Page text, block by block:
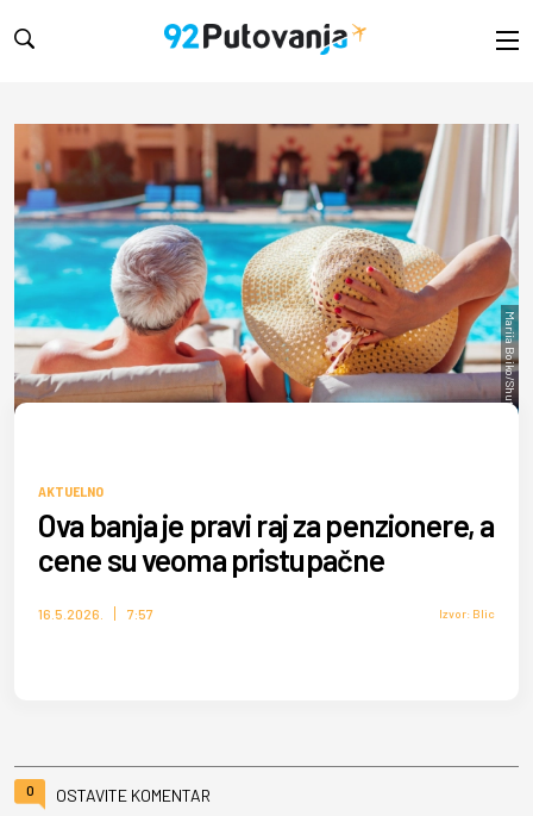
Mariia Boiko/Shutterstock
AKTUELNO
Ova banja je pravi raj za penzionere, a
cene su veoma pristupačne
16.5.2026. 7:57 Izvor: Blic
0 OSTAVITE KOMENTAR